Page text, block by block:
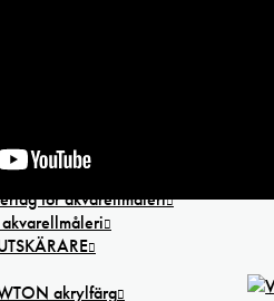
för akvarellmåleri
akvarellmåleri
akrylfärg